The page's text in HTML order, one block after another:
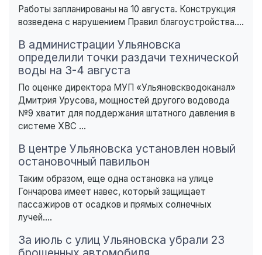
Работы запланированы на 10 августа. Конструкция
возведена с нарушением Правил благоустройства....
В администрации Ульяновска
определили точки раздачи технической
воды на 3-4 августа
По оценке директора МУП «Ульяновскводоканал»
Дмитрия Урусова, мощностей другого водовода
№9 хватит для поддержания штатного давления в
системе ХВС ...
В центре Ульяновска установлен новый
остановочный павильон
Таким образом, еще одна остановка на улице
Гончарова имеет навес, который защищает
пассажиров от осадков и прямых солнечных
лучей....
За июль с улиц Ульяновска убрали 23